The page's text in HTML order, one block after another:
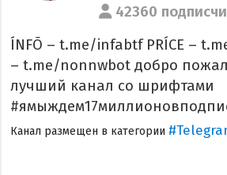
42360
ÍNFŌ – t.me/infabtf PRÍCE –
– t.me/nonnwbot добро
лучший канал со шрифтами
Канал размещен в категории